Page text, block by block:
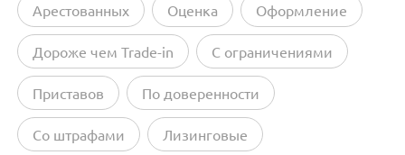
Арестованных Оценка Оформление
Дороже чем Trade-in С ограничениями
Приставов По доверенности
Со штрафами Лизинговые